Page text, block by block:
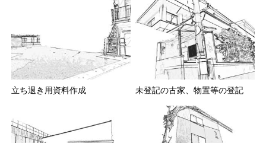
立ち退き用資料作成 未登記の古家、物置等の登記